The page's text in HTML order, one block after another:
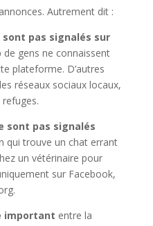
Autrement dit :
pas signalés sur
de gens ne connaissent
plateforme. D’autres
réseaux sociaux locaux,
sont pas signalés
qui trouve un chat errant
un vétérinaire pour
sur Facebook,
important entre la